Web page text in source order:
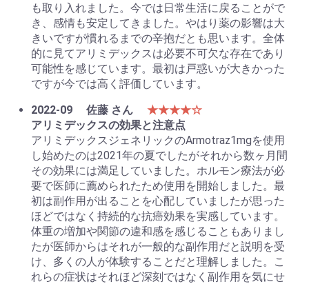
も取り入れました。今では日常生活に戻ることがで
き、感情も安定してきました。やはり薬の影響は大
きいですが慣れるまでの辛抱だとも思います。全体
的に見てアリミデックスは必要不可欠な存在であり
可能性を感じています。最初は戸惑いが大きかった
ですが今では高く評価しています。
2022-09
佐藤 さん
★★★★☆
アリミデックスの効果と注意点
アリミデックスジェネリックのArmotraz1mgを使用
し始めたのは2021年の夏でしたがそれから数ヶ月間
その効果には満足していました。ホルモン療法が必
要で医師に薦められたため使用を開始しました。最
初は副作用が出ることを心配していましたが思った
ほどではなく持続的な抗癌効果を実感しています。
体重の増加や関節の違和感を感じることもありまし
たが医師からはそれが一般的な副作用だと説明を受
け、多くの人が体験することだと理解しました。こ
れらの症状はそれほど深刻ではなく副作用を気にせ